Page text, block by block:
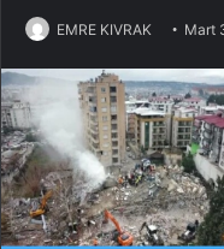
EMRE KIVRAK Mart